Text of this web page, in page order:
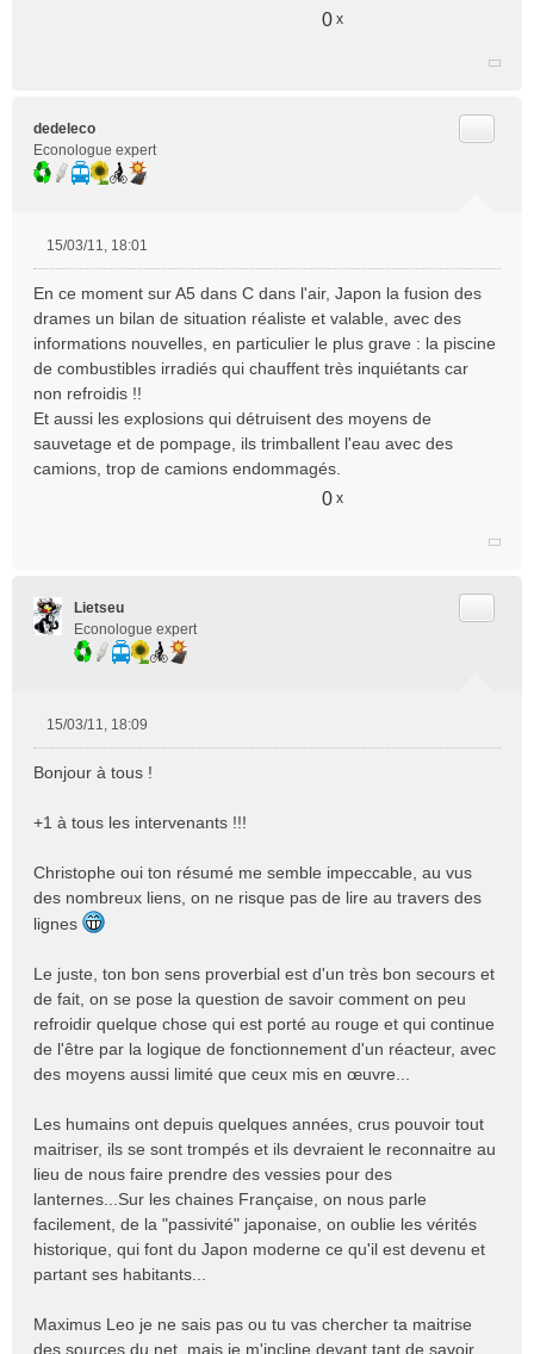
0 x
dedeleco
Econologue expert
s
s
a
g
e
n
n
l
15/03/11, 18:01
En ce moment sur A5 dans C dans l'air, Japon la fusion des
drames un bilan de situation réaliste et valable, avec des
informations nouvelles, en particulier le plus grave : la piscine
de combustibles irradiés qui chauffent très inquiétants car
non refroidis !!
Et aussi les explosions qui détruisent des moyens de
sauvetage et de pompage, ils trimballent l'eau avec des
camions, trop de camions endommagés.
0 x
Lietseu
Econologue expert
s
a
e
n
u
15/03/11, 18:09
Bonjour à tous !
+1 à tous les intervenants !!!
Christophe oui ton résumé me semble impeccable, au vus
des nombreux liens, on ne risque pas de lire au travers des
lignes
Le juste, ton bon sens proverbial est d'un très bon secours et
de fait, on se pose la question de savoir comment on peu
refroidir quelque chose qui est porté au rouge et qui continue
de l'être par la logique de fonctionnement d'un réacteur, avec
des moyens aussi limité que ceux mis en œuvre...
Les humains ont depuis quelques années, crus pouvoir tout
maitriser, ils se sont trompés et ils devraient le reconnaitre au
lieu de nous faire prendre des vessies pour des
lanternes...Sur les chaines Française, on nous parle
facilement, de la "passivité" japonaise, on oublie les vérités
historique, qui font du Japon moderne ce qu'il est devenu et
partant ses habitants...
Maximus Leo je ne sais pas ou tu vas chercher ta maitrise
des sources du net, mais je m'incline devant tant de savoir...